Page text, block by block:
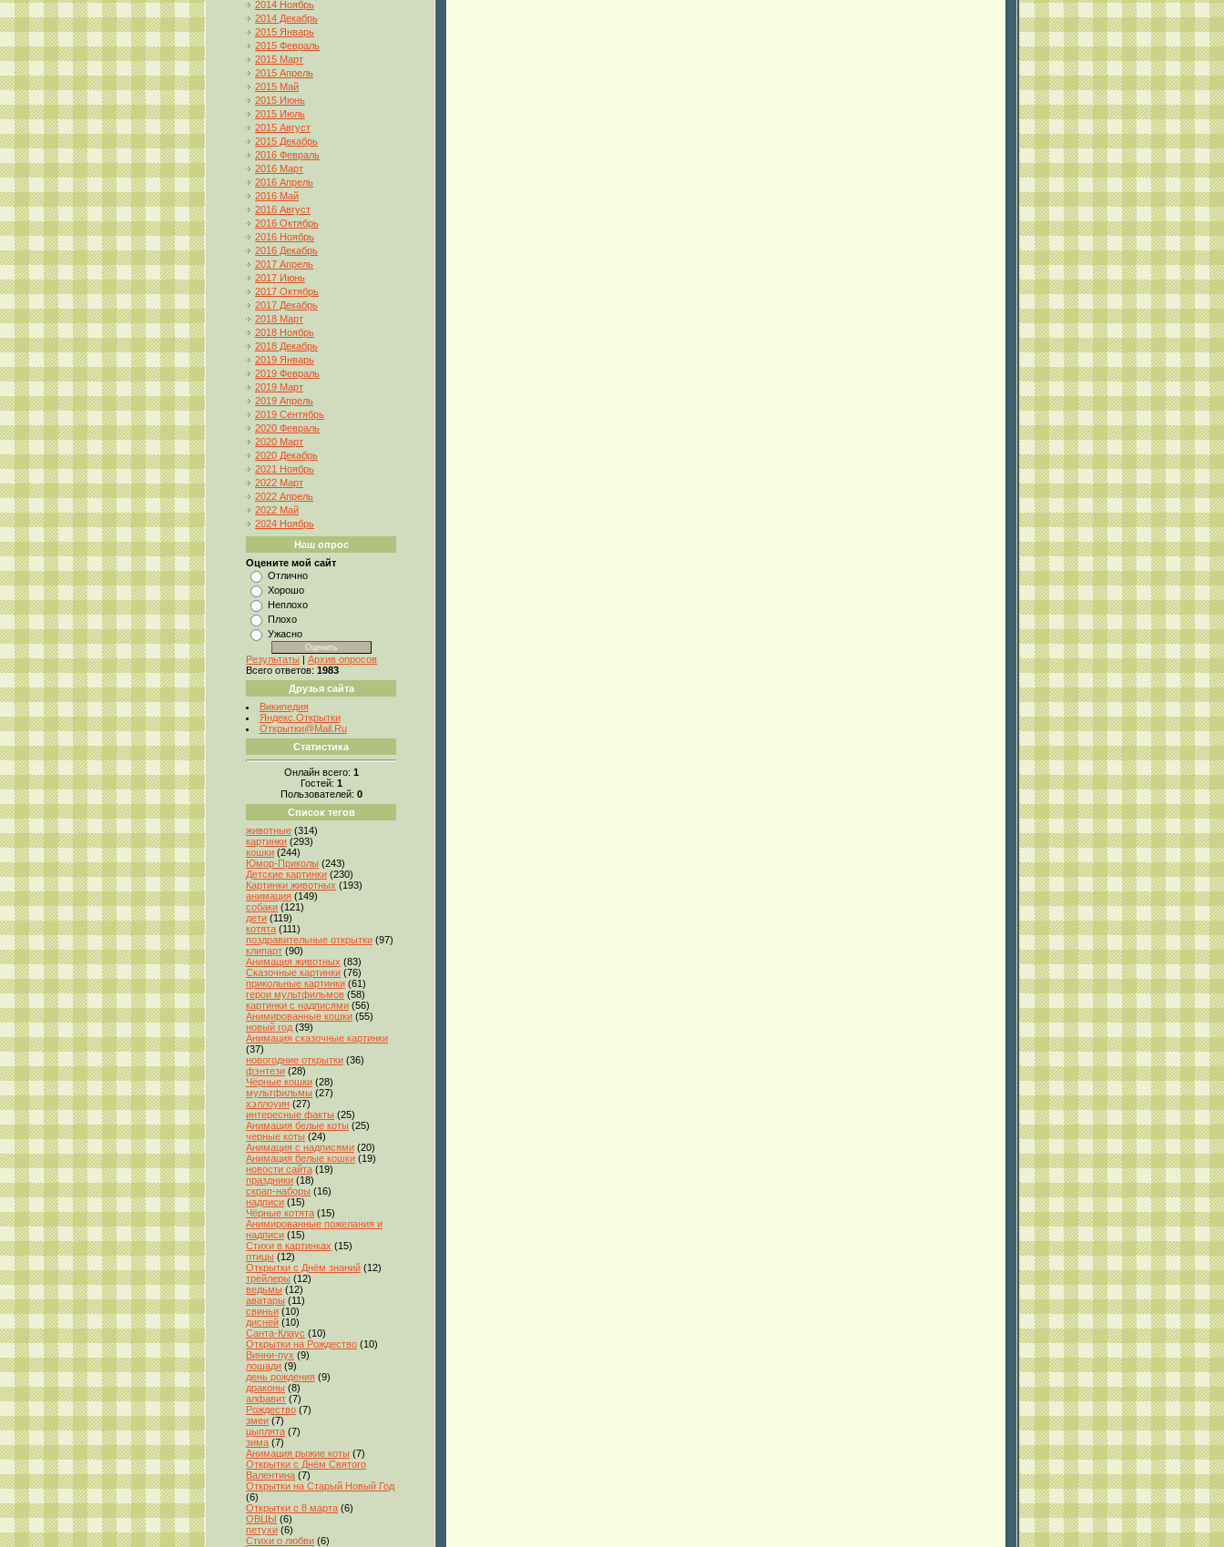
2014 Ноябрь
2014 Декабрь
2015 Январь
2015 Февраль
2015 Март
2015 Апрель
2015 Май
2015 Июнь
2015 Июль
2015 Август
2015 Декабрь
2016 Февраль
2016 Март
2016 Апрель
2016 Май
2016 Август
2016 Октябрь
2016 Ноябрь
2016 Декабрь
2017 Апрель
2017 Июнь
2017 Октябрь
2017 Декабрь
2018 Март
2018 Ноябрь
2018 Декабрь
2019 Январь
2019 Февраль
2019 Март
2019 Апрель
2019 Сентябрь
2020 Февраль
2020 Март
2020 Декабрь
2021 Ноябрь
2022 Март
2022 Апрель
2022 Май
2024 Ноябрь
Наш опрос
Оцените мой сайт
Отлично
Хорошо
Неплохо
Плохо
Ужасно
Результаты | Архив опросов
Всего ответов: 1983
Друзья сайта
Википедия
Яндекс.Открытки
Открытки@Mail.Ru
Статистика
Онлайн всего: 1
Гостей: 1
Пользователей: 0
Список тегов
животные (314)
картинки (293)
кошки (244)
Юмор-Приколы (243)
Детские картинки (230)
Картинки животных (193)
анимация (149)
собаки (121)
дети (119)
котята (111)
поздравительные открытки (97)
клипарт (90)
Анимация животных (83)
Сказочные картинки (76)
прикольные картинки (61)
герои мультфильмов (58)
картинки с надписями (56)
Анимированные кошки (55)
новый год (39)
Анимация сказочные картинки
(37)
новогодние открытки (36)
фэнтези (28)
Чёрные кошки (28)
мультфильмы (27)
хэллоуин (27)
интересные факты (25)
Анимация белые коты (25)
черные коты (24)
Анимация с надписями (20)
Анимация белые кошки (19)
новости сайта (19)
праздники (18)
скрап-наборы (16)
надписи (15)
Чёрные котята (15)
Анимированные пожелания и
надписи (15)
Стихи в картинках (15)
птицы (12)
Открытки с Днём знаний (12)
трейлеры (12)
ведьмы (12)
аватары (11)
свиньи (10)
дисней (10)
Санта-Клаус (10)
Открытки на Рождество (10)
Винни-пух (9)
лошади (9)
день рождения (9)
драконы (8)
алфавит (7)
Рождество (7)
змеи (7)
цыплята (7)
зима (7)
Анимация рыжие коты (7)
Открытки с Днём Святого
Валентина (7)
Открытки на Старый Новый Год
(6)
Открытки с 8 марта (6)
ОВЦЫ (6)
петухи (6)
Стихи о любви (6)